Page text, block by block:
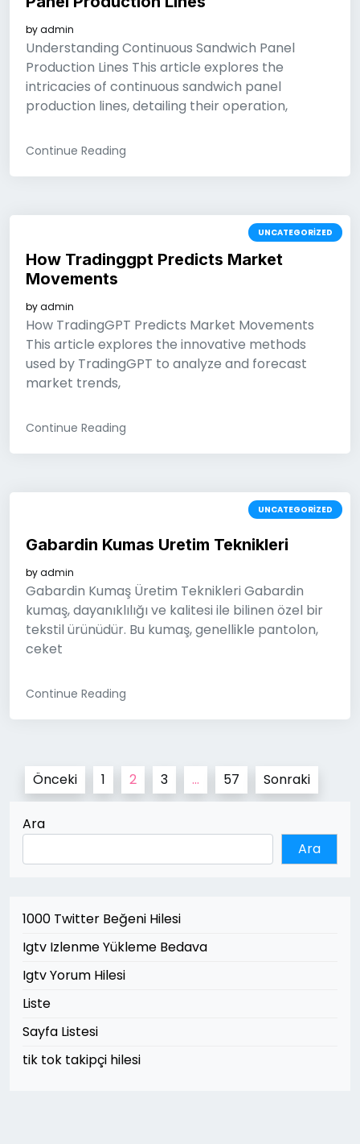
byadmin
Understanding Continuous Sandwich Panel
Production Lines This article explores the
intricacies of continuous sandwich panel
production lines, detailing their operation,
Continue Reading
UNCATEGORIZED
How Tradinggpt Predicts Market
Movements
byadmin
How TradingGPT Predicts Market Movements
This article explores the innovative methods
used by TradingGPT to analyze and forecast
market trends,
Continue Reading
UNCATEGORIZED
Gabardin Kumas Uretim Teknikleri
byadmin
Gabardin Kumaş Üretim Teknikleri Gabardin
kumaş, dayanıklılığı ve kalitesi ile bilinen özel bir
tekstil ürünüdür. Bu kumaş, genellikle pantolon,
ceket
Continue Reading
Yazı
sayfalaması
Önceki 1 2 3 … 57 Sonraki
Ara
Ara
1000 Twitter Beğeni Hilesi
Igtv Izlenme Yükleme Bedava
Igtv Yorum Hilesi
Liste
Sayfa Listesi
tik tok takipçi hilesi